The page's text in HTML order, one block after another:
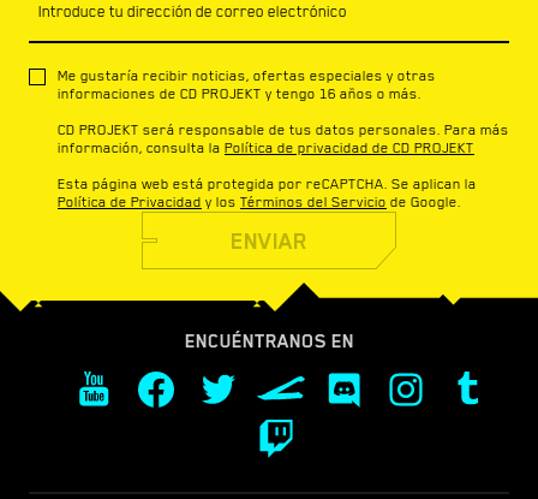
Introduce tu dirección de correo electrónico
Me gustaría recibir noticias, ofertas especiales y otras
informaciones de CD PROJEKT y tengo 16 años o más.
CD PROJEKT será responsable de tus datos personales. Para más
información, consulta la Política de privacidad de CD PROJEKT
Esta página web está protegida por reCAPTCHA. Se aplican la
Política de Privacidad y los Términos del Servicio de Google.
ENVIAR
ENCUÉNTRANOS EN